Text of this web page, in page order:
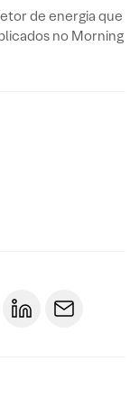
de energia que
no Morning